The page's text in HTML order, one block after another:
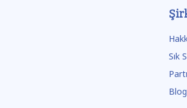
Sık
Blog